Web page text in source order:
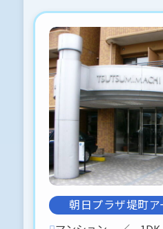
所有者様から、写真
重厚感あり、。お勧
まずは、必見です
2026-03-22
はうすむらかみ-
森市松原2丁目７－７
申込予約、入りま
とうございました♪
2026-03-20
リンアドア-102 〒
朝日プラザ堤町